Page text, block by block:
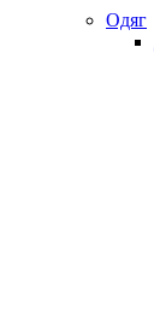
Одяг